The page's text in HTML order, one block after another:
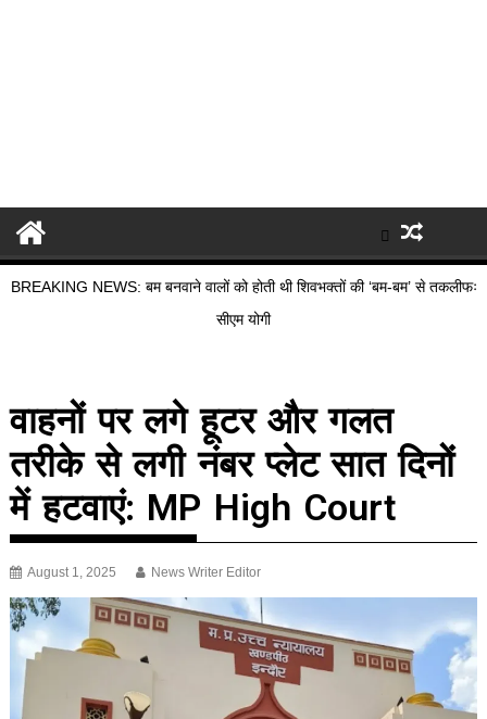
BREAKING NEWS: बम बनवाने वालों को होती थी शिवभक्तों की ‘बम-बम’ से तकलीफः
सीएम योगी
वाहनों पर लगे हूटर और गलत
तरीके से लगी नंबर प्लेट सात दिनों
में हटवाएं: MP High Court
August 1, 2025 News Writer Editor